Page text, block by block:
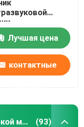
Лучшая цена
контактные
ультразвуковой датчик высокой мощности (93)